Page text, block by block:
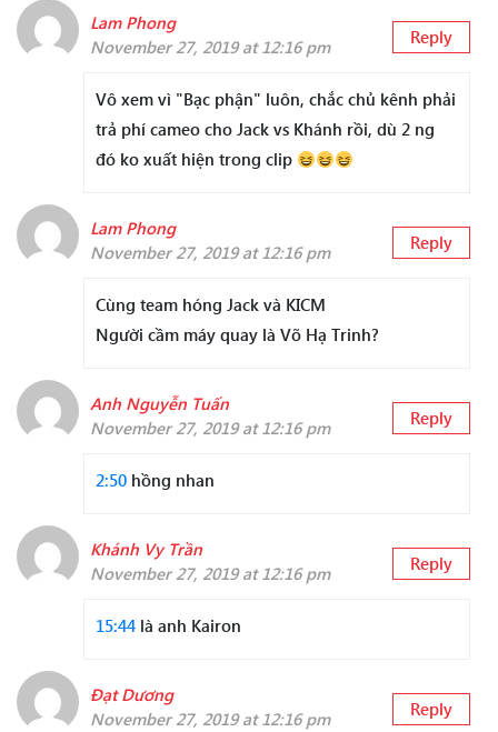
Lam Phong
November 27, 2019 at 12:16 pm
Reply
Vô xem vì "Bạc phận" luôn, chắc chủ kênh phải
trả phí cameo cho Jack vs Khánh rồi, dù 2 ng
đó ko xuất hiện trong clip
Lam Phong
November 27, 2019 at 12:16 pm
Reply
Cùng team hóng Jack và KICM
Người cầm máy quay là Võ Hạ Trinh?
Anh Nguyễn Tuấn
November 27, 2019 at 12:16 pm
Reply
2:50 hồng nhan
Khánh Vy Trần
November 27, 2019 at 12:16 pm
Reply
15:44 là anh Kairon
Đạt Dương
November 27, 2019 at 12:16 pm
Reply